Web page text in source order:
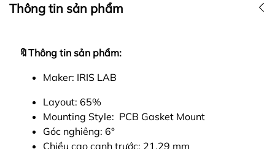
Thông tin sản phẩm
🔖Thông tin sản phẩm:
Maker: IRIS LAB
Layout: 65%
Mounting Style: PCB Gasket Mount
Góc nghiêng: 6°
Chiều cao cạnh trước: 21.29 mm